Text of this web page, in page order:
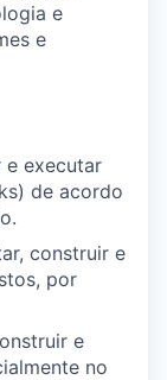
e
e
e executar
de acordo
construir e
por
e
no